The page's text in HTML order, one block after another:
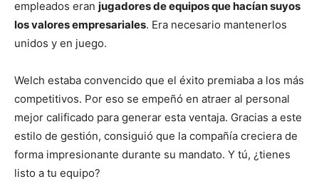
empleados eran jugadores de equipos que hacían suyos
los valores empresariales. Era necesario mantenerlos
unidos y en juego.
Welch estaba convencido que el éxito premiaba a los más
competitivos. Por eso se empeñó en atraer al personal
mejor calificado para generar esta ventaja. Gracias a este
estilo de gestión, consiguió que la compañía creciera de
forma impresionante durante su mandato. Y tú, ¿tienes
listo a tu equipo?